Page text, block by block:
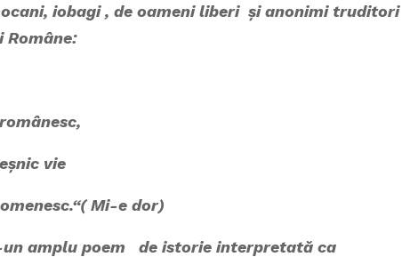
iobagi , de oameni liberi și anonimi truditori
Române:
vie
Mi-e dor)
poem de istorie interpretată ca